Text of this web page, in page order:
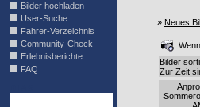
Bilder hochladen
User-Suche
Fahrer-Verzeichnis
Community-Check
Erlebnisberichte
FAQ
» Neues
Bilder
Zur Zeit